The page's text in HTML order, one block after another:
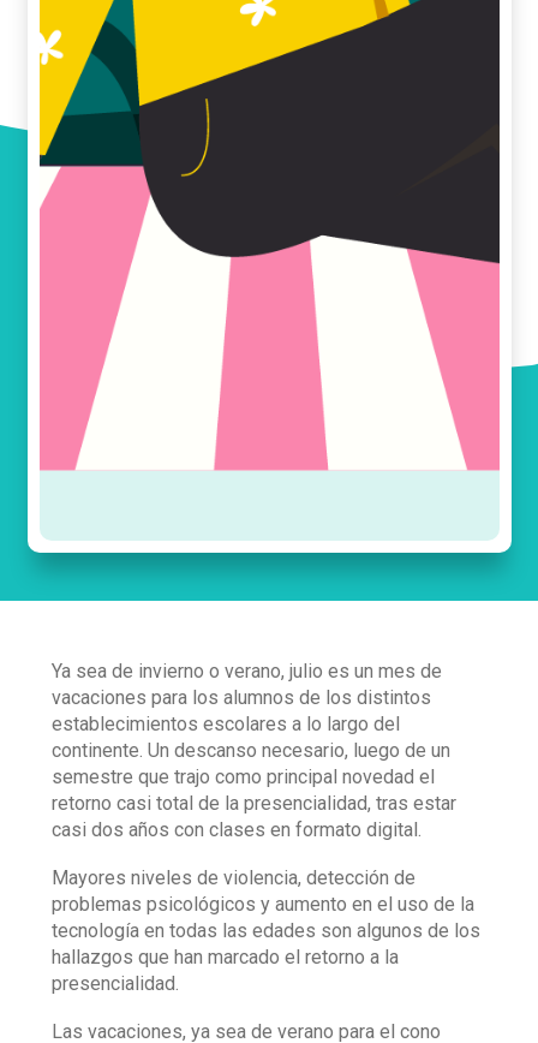
Ya sea de invierno o verano, julio es un mes de
vacaciones para los alumnos de los distintos
establecimientos escolares a lo largo del
continente. Un descanso necesario, luego de un
semestre que trajo como principal novedad el
retorno casi total de la presencialidad, tras estar
casi dos años con clases en formato digital.
Mayores niveles de violencia, detección de
problemas psicológicos y aumento en el uso de la
tecnología en todas las edades son algunos de los
hallazgos que han marcado el retorno a la
presencialidad.
Las vacaciones, ya sea de verano para el cono